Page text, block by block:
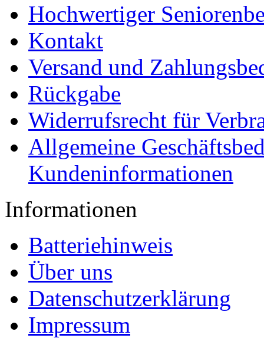
Hochwertiger
Kontakt
Versand und
Rückgabe
Widerrufsrecht für
Allgemeine
Kundeninformationen
Informationen
Batteriehinweis
Über uns
Datenschutzerklärung
Impressum